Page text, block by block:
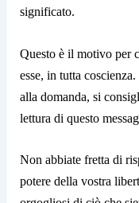
significato.
Questo è il motivo per
esse, in tutta
alla domanda, si
lettura di questo
Non abbiate fretta di
potere della vostra